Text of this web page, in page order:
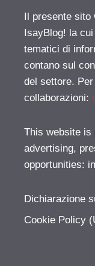
Il presente sito
IsayBlog! la
tematici di
contano sul
del settore.
collaborazioni:
This website is
advertising,
opportunities:
Dichiarazione
Cookie Policy